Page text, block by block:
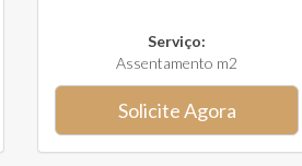
Serviço:
Assentamento m2
Solicite Agora